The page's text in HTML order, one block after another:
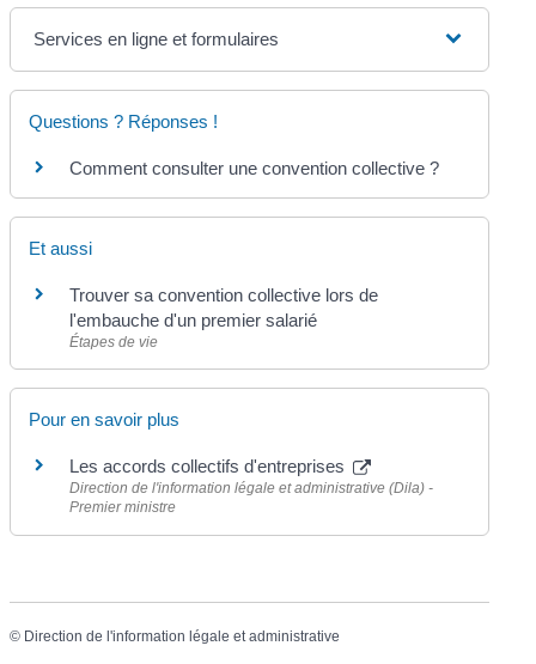
Services en ligne et formulaires
Questions ? Réponses !
Comment consulter une convention collective ?
Et aussi
Trouver sa convention collective lors de
l'embauche d'un premier salarié
Étapes de vie
Pour en savoir plus
Les accords collectifs d'entreprises
Direction de l'information légale et administrative (Dila) -
Premier ministre
© Direction de l'information légale et administrative